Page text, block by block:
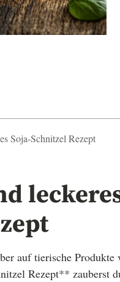
Soja-Schnitzel Rezept
auf tierische
Rezept** zauberst